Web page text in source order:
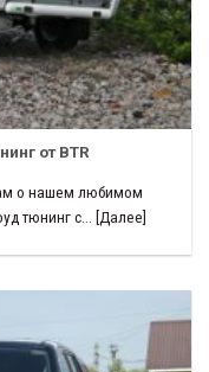
от BTR
о нашем любимом
тюнинг с... [Далее]